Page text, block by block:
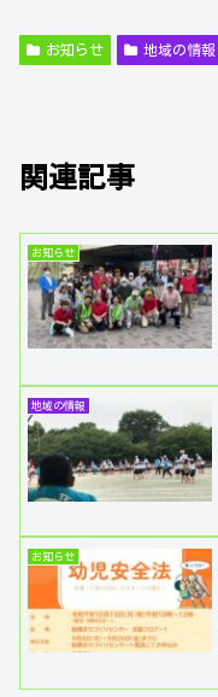
お知らせ 地域の情報
関連記事
お知らせ
地域の情報
お知らせ